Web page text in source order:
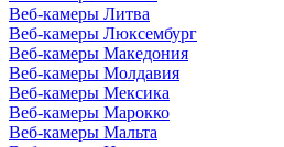
Веб-камеры Литва
Веб-камеры Люксембург
Веб-камеры Македония
Веб-камеры Молдавия
Веб-камеры Мексика
Веб-камеры Марокко
Веб-камеры Мальта